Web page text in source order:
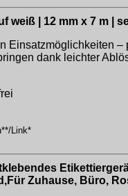
weiß | 12 mm x 7 m
Einsatzmöglichkeiten
dank leichter
Link*
Zuhause, Büro,